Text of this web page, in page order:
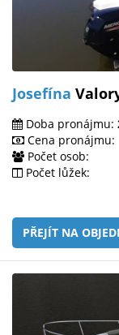
Josefína
Doba pronájmu:
Cena pronájmu:
Počet osob:
Počet lůžek:
PŘEJÍT NA